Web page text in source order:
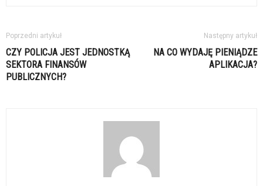
Poprzedni artykuł
CZY POLICJA JEST JEDNOSTKĄ
SEKTORA FINANSÓW
PUBLICZNYCH?
Następny artykuł
NA CO WYDAJĘ PIENIĄDZE
APLIKACJA?